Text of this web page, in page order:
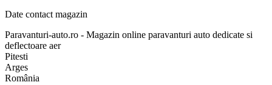
Date contact magazin
Paravanturi-auto.ro - Magazin online paravanturi auto dedicate si
deflectoare aer
Pitesti
Arges
România